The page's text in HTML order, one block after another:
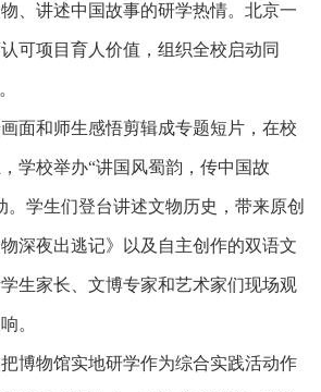
、讲述中国故事的研学热情。北京一
可项目育人价值，组织全校启动同
和师生感悟剪辑成专题短片，在校
学校举办“讲国风蜀韵，传中国故
。学生们登台讲述文物历史，带来原创
深夜出逃记》以及自主创作的双语文
生家长、文博专家和艺术家们现场观
。
物馆实地研学作为综合实践活动作